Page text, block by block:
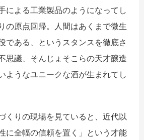
による工業製品のようになってし
の原点回帰。人間はあくまで微生
である、というスタンスを徹底さ
思議、そんじょそこらの天才醸造
ようなユニークな酒が生まれてし
くりの現場を見ていると、近代以
に全幅の信頼を置く」という才能